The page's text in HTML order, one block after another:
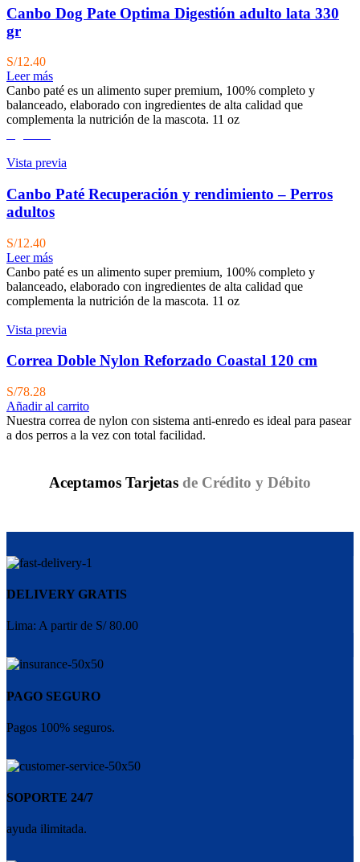
Canbo Dog Pate Optima Digestión adulto lata 330
gr
S/12.40
Leer más
Canbo paté es un alimento super premium, 100% completo y
balanceado, elaborado con ingredientes de alta calidad que
complementa la nutrición de la mascota. 11 oz
Vista previa
Canbo Paté Recuperación y rendimiento – Perros
adultos
S/12.40
Leer más
Canbo paté es un alimento super premium, 100% completo y
balanceado, elaborado con ingredientes de alta calidad que
complementa la nutrición de la mascota. 11 oz
Vista previa
Correa Doble Nylon Reforzado Coastal 120 cm
S/78.28
Añadir al carrito
Nuestra correa de nylon con sistema anti-enredo es ideal para pasear
a dos perros a la vez con total facilidad.
Aceptamos Tarjetas de Crédito y Débito
DELIVERY GRATIS
Lima: A partir de S/ 80.00
PAGO SEGURO
Pagos 100% seguros.
SOPORTE 24/7
ayuda ilimitada.